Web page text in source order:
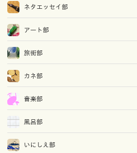
ネタエッセイ部
アート部
旅街部
カネ部
音楽部
風呂部
いにしえ部